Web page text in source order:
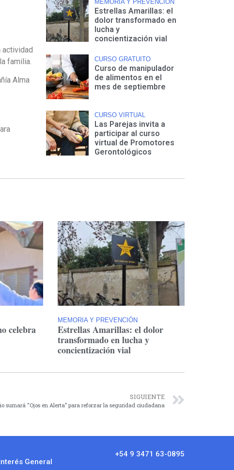
actividad
familia.
Alma
MEMORIA Y PREVENCIÓN
Estrellas Amarillas: el
dolor transformado en
lucha y
concientización vial
CURSO GRATUITO
Curso de manipulador
de alimentos en el
mes de septiembre
CURSO VIRTUAL
Las Parejas invita a
participar al curso
virtual de Promotores
Gerontológicos
celebra
MEMORIA Y PREVENCIÓN
Estrellas Amarillas: el dolor
transformado en lucha y
concientización vial
SIGUIENTE
sumará “Ojos en Alerta” para reforzar la seguridad ciudadana
General
+54 9 3471 63-0895